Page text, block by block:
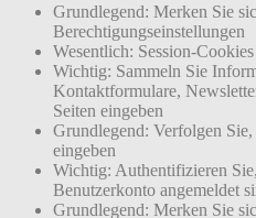
Grundlegend: Merken Sie
Berechtigungseinstellungen
Wesentlich: Session-Cookies
Wichtig: Sammeln Sie
Kontaktformulare,
Seiten eingeben
Grundlegend: Verfolgen
eingeben
Wichtig: Authentifizieren
Benutzerkonto angemeldet
Grundlegend: Merken Sie